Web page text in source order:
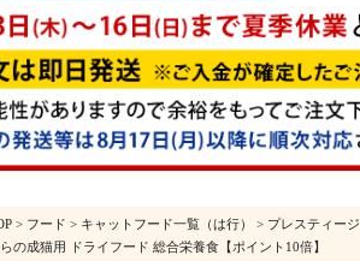
> フード > キャットフード一覧（は行） > プレスティージ
の成猫用 ドライフード 総合栄養食【ポイント10倍】